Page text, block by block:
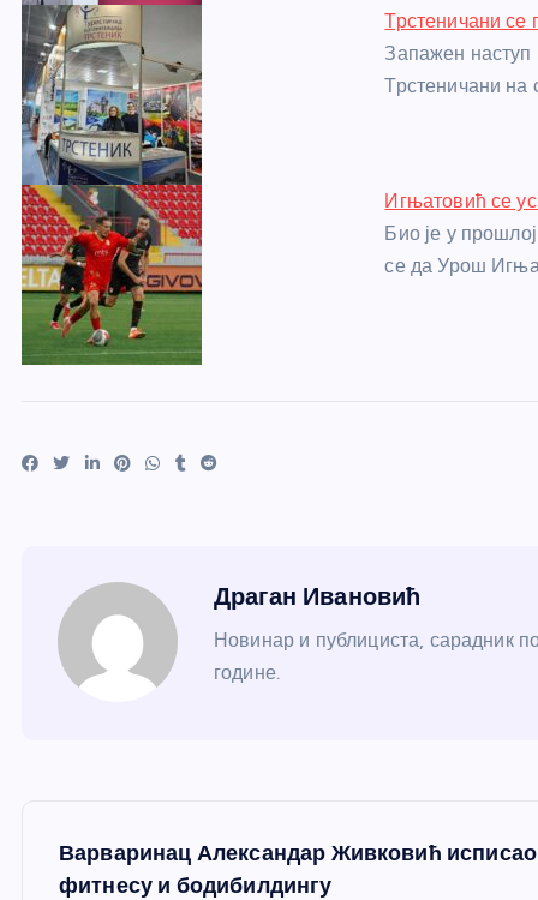
Трстеничани се
Запажен
Трстеничани на
Игњатовић се
Био је у
се да Урош
Драган Ивановић
Новинар и публициста, сарадник
године.
Варваринац Александар Живковић
фитнесу и бодибилдингу